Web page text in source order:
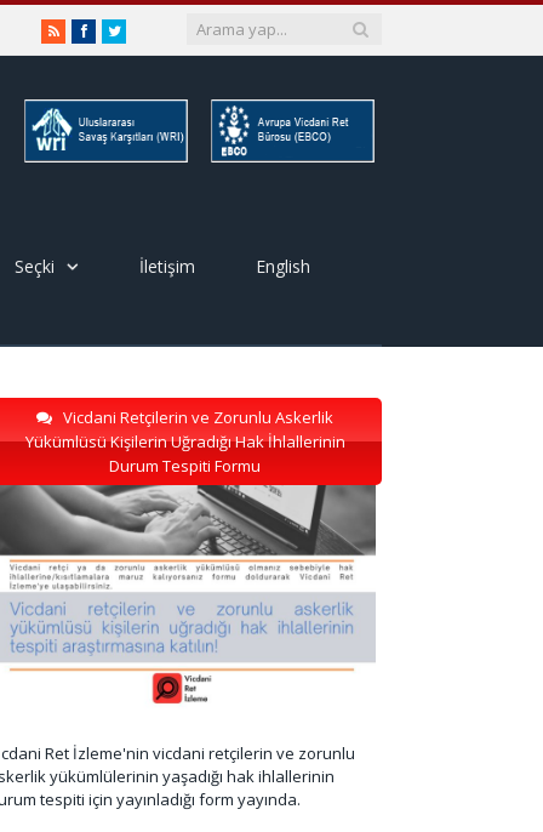
RSSFacebookTwitter
Seçki İletişim English
Vicdani Retçilerin ve Zorunlu Askerlik
Yükümlüsü Kişilerin Uğradığı Hak İhlallerinin
Durum Tespiti Formu
Ret İzleme'nin vicdani retçilerin ve zorunlu
yükümlülerinin yaşadığı hak ihlallerinin
tespiti için yayınladığı form yayında.